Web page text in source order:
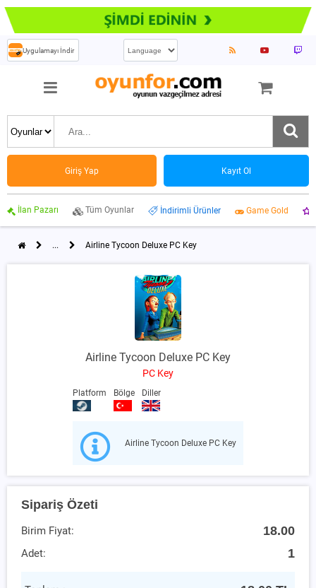
Uygulamayı İndir
Giriş Yap Kayıt Ol
İlan Pazarı Tüm Oyunlar İndirimli Ürünler Game Gold
... Airline Tycoon Deluxe PC Key
Airline Tycoon Deluxe PC Key
PC Key
Platform Bölge Diller
Airline Tycoon Deluxe PC Key
Sipariş Özeti
Birim Fiyat: 18.00
Adet: 1